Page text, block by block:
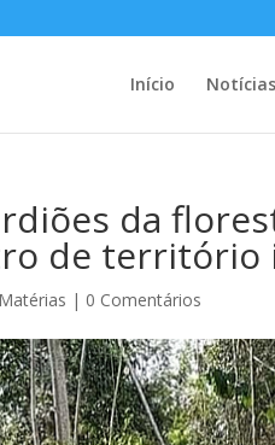
Início Notícias
da
de território
Matérias | 0 Comentários